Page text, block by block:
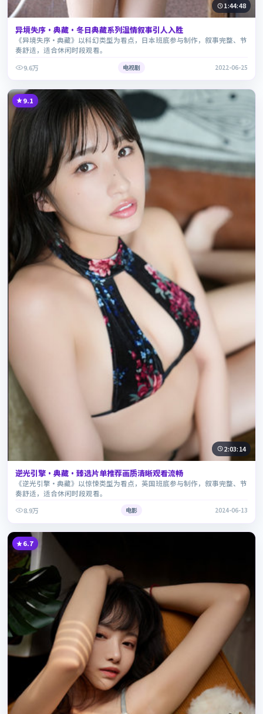
1:44:48
异境失序·典藏·冬日典藏系列温情叙事引人入胜
《异境失序·典藏》以科幻类型为看点，日本班底参与制作，叙事完整、节
奏舒适，适合休闲时段观看。
9.6万
电视剧 2022-06-25
9.1
2:03:14
逆光引擎·典藏·臻选片单推荐画质清晰观看流畅
《逆光引擎·典藏》以惊悚类型为看点，英国班底参与制作，叙事完整、节
奏舒适，适合休闲时段观看。
8.9万
电影 2024-06-13
6.7